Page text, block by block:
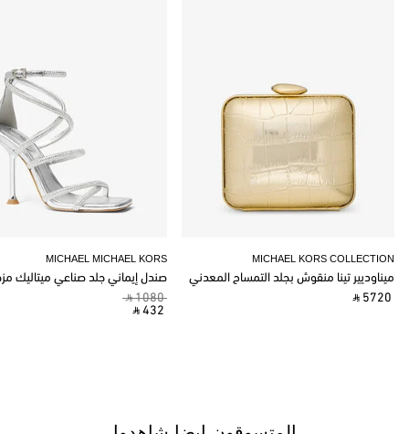
MICHAEL MICHAEL KORS
صندل إيماني جلد صناعي ميتاليك
‎ ⃁ 1080 ‎
‎ ⃁ 432 ‎
MICHAEL KORS COLLECTION
ميناوديير تينا منقوش بجلد التمساح المعدني
‎ ⃁ 5720 ‎